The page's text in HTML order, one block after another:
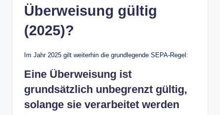
Überweisung gültig
(2025)?
Im Jahr 2025 gilt weiterhin die grundlegende SEPA-Regel:
Eine Überweisung ist
grundsätzlich unbegrenzt gültig,
solange sie verarbeitet werden